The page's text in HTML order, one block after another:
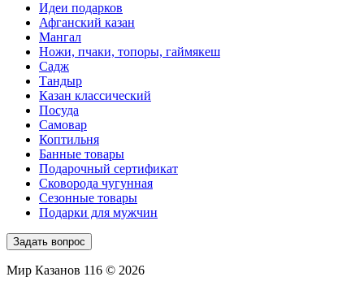
Идеи подарков
Афганский казан
Мангал
Ножи, пчаки, топоры, гаймякеш
Садж
Тандыр
Казан классический
Посуда
Самовар
Коптильня
Банные товары
Подарочный сертификат
Сковорода чугунная
Сезонные товары
Подарки для мужчин
Задать вопрос
Мир Казанов 116 © 2026